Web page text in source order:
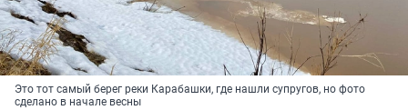
Это тот самый берег реки Карабашки, где нашли супругов, но фото
сделано в начале весны